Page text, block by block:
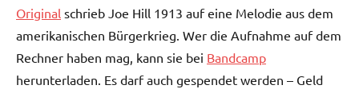
Original schrieb Joe Hill 1913 auf eine Melodie aus dem
amerikanischen Bürgerkrieg. Wer die Aufnahme auf dem
Rechner haben mag, kann sie bei Bandcamp
herunterladen. Es darf auch gespendet werden – Geld